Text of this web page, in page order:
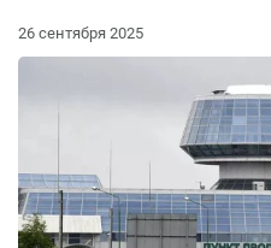
26 сентября 2025